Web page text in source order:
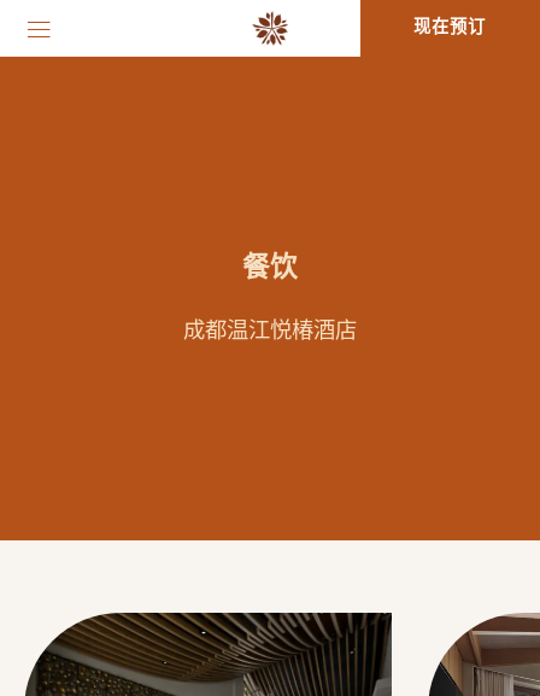
现在预订
餐饮
成都温江悦椿酒店